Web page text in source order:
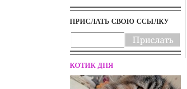
ПРИСЛАТЬ СВОЮ ССЫЛКУ
КОТИК ДНЯ